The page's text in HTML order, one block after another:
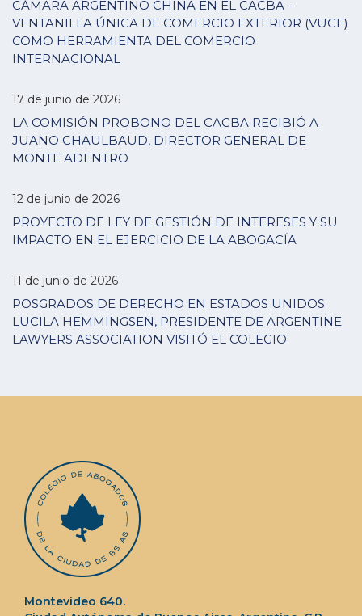
CÁMARA ARGENTINO CHINA EN EL CACBA -
VENTANILLA ÚNICA DE COMERCIO EXTERIOR (VUCE)
COMO HERRAMIENTA DEL COMERCIO
INTERNACIONAL
17 de junio de 2026
LA COMISIÓN PROBONO DEL CACBA RECIBIÓ A
JUANO CHAULBAUD, DIRECTOR GENERAL DE
MONTE ADENTRO
12 de junio de 2026
PROYECTO DE LEY DE GESTIÓN DE INTERESES Y SU
IMPACTO EN EL EJERCICIO DE LA ABOGACÍA
11 de junio de 2026
POSGRADOS DE DERECHO EN ESTADOS UNIDOS.
LUCILA HEMMINGSEN, PRESIDENTE DE ARGENTINE
LAWYERS ASSOCIATION VISITÓ EL COLEGIO
Montevideo 640.